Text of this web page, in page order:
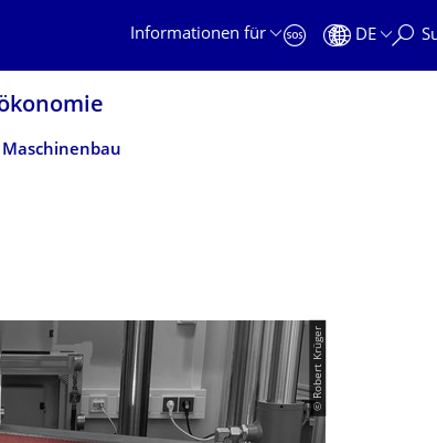
Informationen für
DE
© Robert Krüger